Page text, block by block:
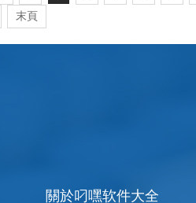
末頁
關於叼嘿软件大全